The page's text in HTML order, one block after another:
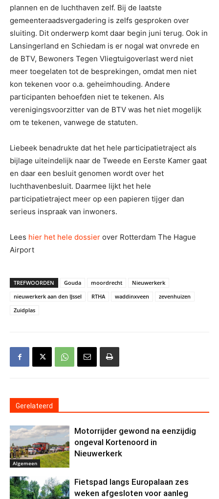
plannen en de luchthaven zelf. Bij de laatste
gemeenteraadsvergadering is zelfs gesproken over
sluiting. Dit onderwerp komt daar begin juni terug. Ook in
Lansingerland en Schiedam is er nogal wat onvrede en
de BTV, Bewoners Tegen Vliegtuigoverlast werd niet
meer toegelaten tot de besprekingen, omdat men niet
kon tekenen voor o.a. geheimhouding. Andere
participanten behoefden niet te tekenen. Als
verenigingsvoorzitter van de BTV was het niet mogelijk
om te tekenen, vanwege de statuten.
Liebeek benadrukte dat het hele participatietraject als
bijlage uiteindelijk naar de Tweede en Eerste Kamer gaat
en daar een besluit genomen wordt over het
luchthavenbesluit. Daarmee lijkt het hele
participatietraject meer op een papieren tijger dan
serieus inspraak van inwoners.
Lees hier het hele dossier over Rotterdam The Hague
Airport
TREFWOORDEN Gouda moordrecht
Nieuwerkerk
nieuwerkerk aan den IJssel
RTHA waddinxveen
zevenhuizen
Zuidplas
Gerelateerd
Algemeen
Motorrijder gewond na eenzijdig
ongeval Kortenoord in
Nieuwerkerk
Fietspad langs Europalaan zes
weken afgesloten voor aanleg